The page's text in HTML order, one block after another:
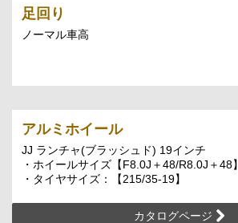
足回り
ノーマル車高
アルミホイール
JJ ランチャ(ブラッシュド) 19インチ
・ホイールサイズ【F8.0J＋48/R8.0J＋48】
・タイヤサイズ：【215/35-19】
カタログページ